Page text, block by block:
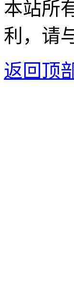
本站所
利，请
返回顶